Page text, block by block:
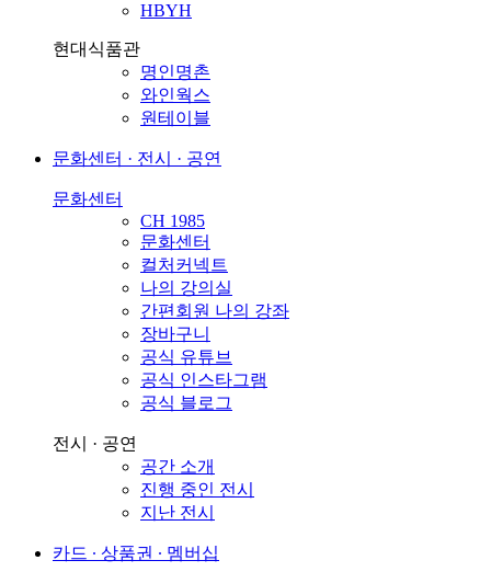
HBYH
현대식품관
명인명촌
와인웍스
원테이블
문화센터 · 전시 · 공연
문화센터
CH 1985
문화센터
컬처커넥트
나의 강의실
간편회원 나의 강좌
장바구니
공식 유튜브
공식 인스타그램
공식 블로그
전시 · 공연
공간 소개
진행 중인 전시
지난 전시
카드 ∙ 상품권 ∙ 멤버십